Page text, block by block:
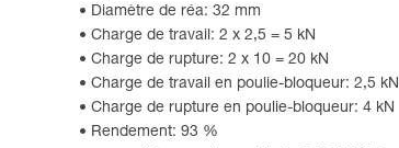
Diamètre de réa: 32 mm
Charge de travail: 2 x 2,5 = 5 kN
Charge de rupture: 2 x 10 = 20 kN
Charge de travail en poulie-bloqueur: 2,5 kN
Charge de rupture en poulie-bloqueur: 4 kN
Rendement: 93 %